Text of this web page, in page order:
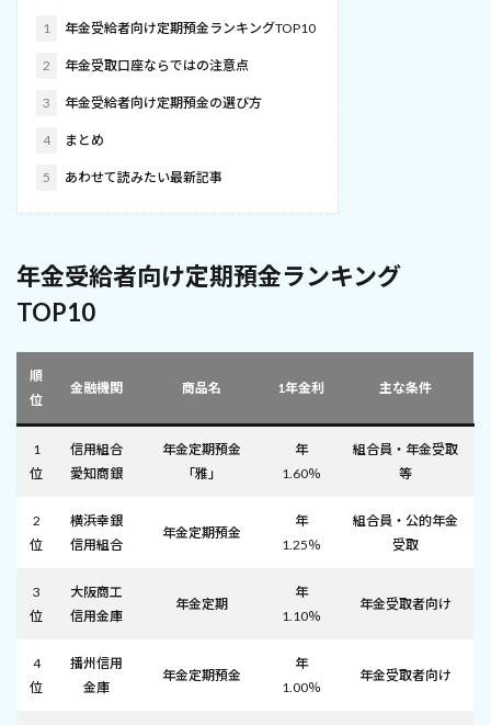
1 年金受給者向け定期預金ランキングTOP10
2 年金受取口座ならではの注意点
3 年金受給者向け定期預金の選び方
4 まとめ
5 あわせて読みたい最新記事
年金受給者向け定期預金ランキング
TOP10
順
位
金融機関 商品名 1年金利 主な条件
1
位
信用組合
愛知商銀
年金定期預金
「雅」
年
1.60％
組合員・年金受取
等
2
位
横浜幸銀
信用組合
年金定期預金
年
1.25％
組合員・公的年金
受取
3
位
大阪商工
信用金庫
年金定期
年
1.10％
年金受取者向け
4
位
播州信用
金庫
年金定期預金
年
1.00％
年金受取者向け